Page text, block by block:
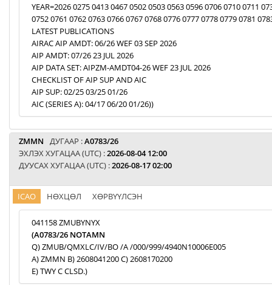
YEAR=2026 0275 0413 0467 0502 0503 0563 0596 0706 0710 0711
0752 0761 0762 0763 0766 0767 0768 0776 0777 0778 0779 0781
LATEST PUBLICATIONS
AIRAC AIP AMDT: 06/26 WEF 03 SEP 2026
AIP AMDT: 07/26 23 JUL 2026
AIP DATA SET: AIPZM-AMDT04-26 WEF 23 JUL 2026
CHECKLIST OF AIP SUP AND AIC
AIP SUP: 02/25 03/25 01/26
AIC (SERIES A): 04/17 06/20 01/26))
ZMMN ДУГААР :A0783/26
ЭХЛЭХ ХУГАЦАА (UTC) :2026-08-04 12:00
ДУУСАХ ХУГАЦАА (UTC) :2026-08-17 02:00
ICAO НӨХЦӨЛ ХӨРВҮҮЛСЭН
041158 ZMUBYNYX
(A0783/26 NOTAMN
Q) ZMUB/QMXLC/IV/BO /A /000/999/4940N10006E005
A) ZMMN B) 2608041200 C) 2608170200
E) TWY C CLSD.)